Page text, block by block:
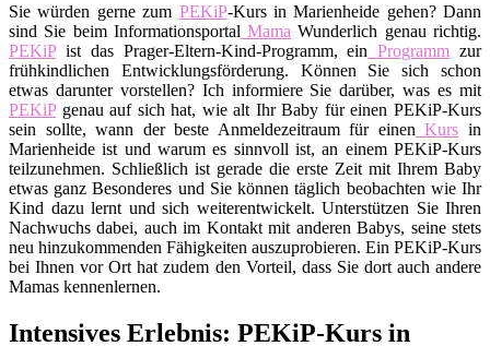
Sie würden gerne zum PEKiP-Kurs in Marienheide gehen? Dann
sind Sie beim Informationsportal Mama Wunderlich genau richtig.
PEKiPist das Prager-Eltern-Kind-Programm, ein Programm zur
frühkindlichen Entwicklungsförderung. Können Sie sich schon
etwas darunter vorstellen? Ich informiere Sie darüber, was es mit
PEKiPgenau auf sich hat, wie alt Ihr Baby für einen PEKiP-Kurs
sein sollte, wann der beste Anmeldezeitraum für einen Kurs in
Marienheide ist und warum es sinnvoll ist, an einem PEKiP-Kurs
teilzunehmen. Schließlich ist gerade die erste Zeit mit Ihrem Baby
etwas ganz Besonderes und Sie können täglich beobachten wie Ihr
Kind dazu lernt und sich weiterentwickelt. Unterstützen Sie Ihren
Nachwuchs dabei, auch im Kontakt mit anderen Babys, seine stets
neu hinzukommenden Fähigkeiten auszuprobieren. Ein PEKiP-Kurs
bei Ihnen vor Ort hat zudem den Vorteil, dass Sie dort auch andere
Mamas kennenlernen.
Intensives Erlebnis: PEKiP-Kurs in